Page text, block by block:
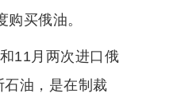
买俄油。
11月两次进口俄
油，是在制裁